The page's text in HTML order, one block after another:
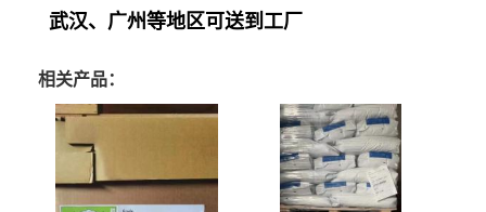
武汉、广州等地区可送到工厂
相关产品：